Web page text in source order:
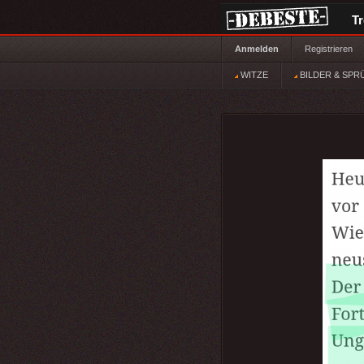
Anmelden Registrieren
WITZE BILDER &